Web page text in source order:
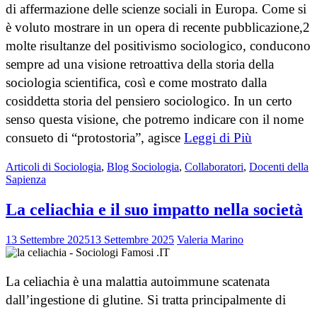
di affermazione delle scienze sociali in Europa. Come si
è voluto mostrare in un opera di recente pubblicazione,2
molte risultanze del positivismo sociologico, conducono
sempre ad una visione retroattiva della storia della
sociologia scientifica, così e come mostrato dalla
cosiddetta storia del pensiero sociologico. In un certo
senso questa visione, che potremo indicare con il nome
consueto di “protostoria”, agisce Leggi di Più
Articoli di Sociologia, Blog Sociologia, Collaboratori, Docenti della
Sapienza
La celiachia e il suo impatto nella società
13 Settembre 202513 Settembre 2025 Valeria Marino
La celiachia è una malattia autoimmune scatenata
dall’ingestione di glutine. Si tratta principalmente di